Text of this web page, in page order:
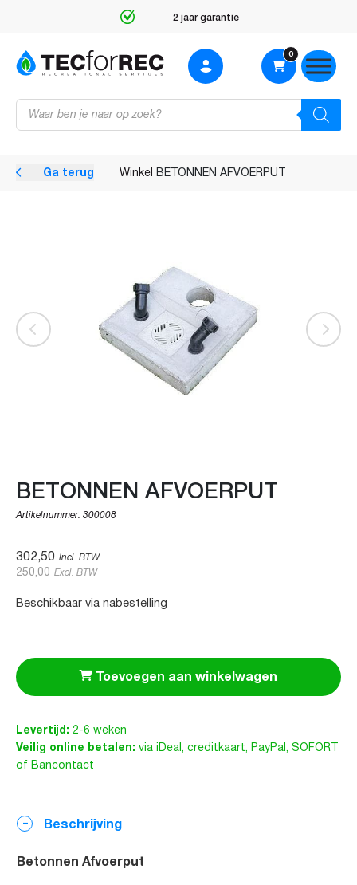
2 jaar garantie
Producten
zoeken
0
Ga terug Winkel BETONNEN AFVOERPUT
Beschrijving
Betonnen Afvoerput
BETONNEN AFVOERPUT
Artikelnummer:300008
302,50 Incl. BTW
250,00 Excl. BTW
Beschikbaar via nabestelling
Toevoegen aan winkelwagen
Levertijd: 2-6 weken
Veilig online betalen: via iDeal, creditkaart, PayPal, SOFORT
of Bancontact